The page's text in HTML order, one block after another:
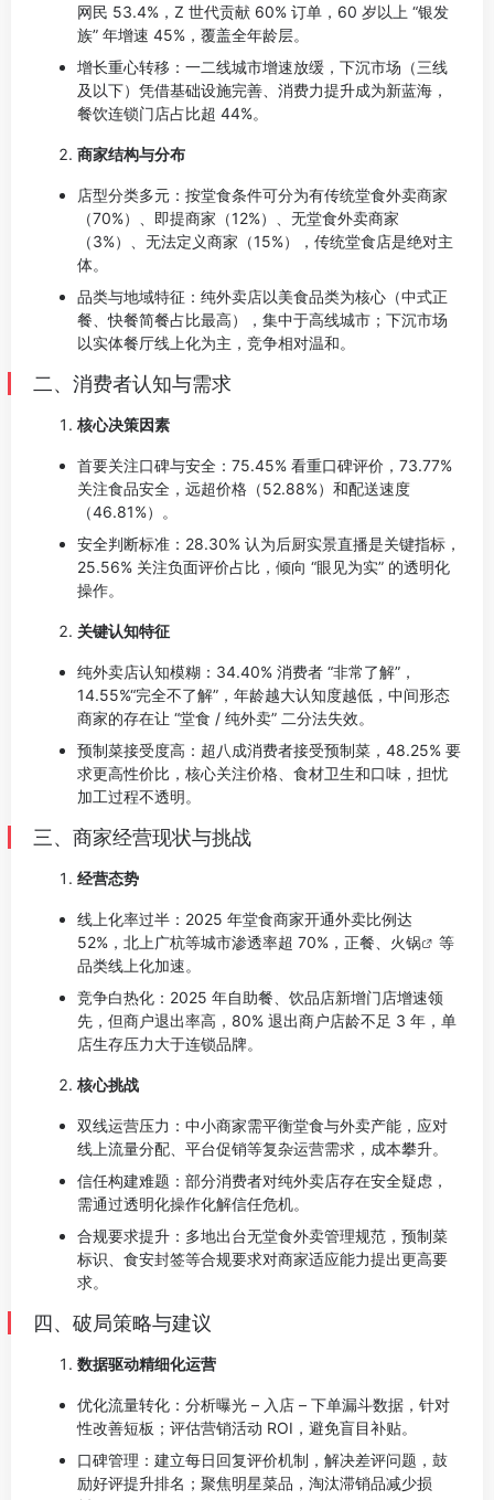
网民 53.4%，Z 世代贡献 60% 订单，60 岁以上 “银发
族” 年增速 45%，覆盖全年龄层。
增长重心转移：一二线城市增速放缓，下沉市场（三线
及以下）凭借基础设施完善、消费力提升成为新蓝海，
餐饮连锁门店占比超 44%。
商家结构与分布
店型分类多元：按堂食条件可分为有传统堂食外卖商家
（70%）、即提商家（12%）、无堂食外卖商家
（3%）、无法定义商家（15%），传统堂食店是绝对主
体。
品类与地域特征：纯外卖店以美食品类为核心（中式正
餐、快餐简餐占比最高），集中于高线城市；下沉市场
以实体餐厅线上化为主，竞争相对温和。
二、消费者认知与需求
核心决策因素
首要关注口碑与安全：75.45% 看重口碑评价，73.77%
关注食品安全，远超价格（52.88%）和配送速度
（46.81%）。
安全判断标准：28.30% 认为后厨实景直播是关键指标，
25.56% 关注负面评价占比，倾向 “眼见为实” 的透明化
操作。
关键认知特征
纯外卖店认知模糊：34.40% 消费者 “非常了解”，
14.55%“完全不了解”，年龄越大认知度越低，中间形态
商家的存在让 “堂食 / 纯外卖” 二分法失效。
预制菜接受度高：超八成消费者接受预制菜，48.25% 要
求更高性价比，核心关注价格、食材卫生和口味，担忧
加工过程不透明。
三、商家经营现状与挑战
经营态势
线上化率过半：2025 年堂食商家开通外卖比例达
52%，北上广杭等城市渗透率超 70%，正餐、 火锅
等
品类线上化加速。
竞争白热化：2025 年自助餐、饮品店新增门店增速领
先，但商户退出率高，80% 退出商户店龄不足 3 年，单
店生存压力大于连锁品牌。
核心挑战
双线运营压力：中小商家需平衡堂食与外卖产能，应对
线上流量分配、平台促销等复杂运营需求，成本攀升。
信任构建难题：部分消费者对纯外卖店存在安全疑虑，
需通过透明化操作化解信任危机。
合规要求提升：多地出台无堂食外卖管理规范，预制菜
标识、食安封签等合规要求对商家适应能力提出更高要
求。
四、破局策略与建议
数据驱动精细化运营
优化流量转化：分析曝光 – 入店 – 下单漏斗数据，针对
性改善短板；评估营销活动 ROI，避免盲目补贴。
口碑管理：建立每日回复评价机制，解决差评问题，鼓
励好评提升排名；聚焦明星菜品，淘汰滞销品减少损